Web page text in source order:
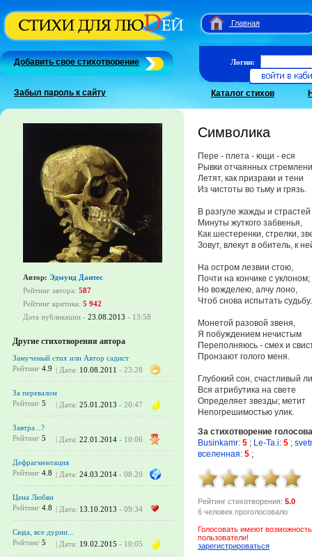
Главная
Добавить свое стихотворение
Забыл пароль к сайту
Логин:
Каталог стихов
Автор: Эдмунд Дантес
Рейтинг автора: 587
Рейтинг критика: 5 942
Дата публикации - 23.08.2013 - 13:58
Другие стихотворения автора
Замученый стих или Автор садист
Рейтинг 4.9 | Дата: 10.08.2011 - 23:28
За перевалом
Рейтинг 5 | Дата: 25.01.2013 - 20:47
Завтра...?
Рейтинг 5 | Дата: 22.01.2014 - 10:06
Дефрагментация
Рейтинг 4.8 | Дата: 24.03.2014 - 08:20
Цена Любви
Рейтинг 4.8 | Дата: 13.10.2013 - 09:34
Сюда, все дурни...
Рейтинг 5 | Дата: 19.02.2015 - 10:05
Символика
Пере - плета - ющи - еся
Рывки отчаянных
Летят, как призраки и тени
Из чистоты во тьму и грязь.
В разгуле жажды и страстей
Минуты жуткого забвенья,
Как шестеренки, стрелки,
Зовут, влекут в обитель, к
На остром лезвии стою,
Почти на кончике с уклоном;
Но вожделею, алчу лоно,
Чтоб снова испытать судьбу.
Монетой разовой звеня,
Я побуждением нечистым
Переполняюсь - смех и
Пронзают голого меня.
Глубокий сон, счастливый
Вся атрибутика на свете
Определяет звезды; метит
Непогрешимостью улик.
За стихотворение
Businkamr: 5 ; Le-Ta.i: 5 ;
вселенная: 5 ;
Рейтинг стихотворения: 5.0
6 человек проголосовало
Голосовать имеют
пользователи!
зарегистрироваться